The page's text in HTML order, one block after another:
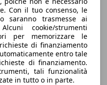
Con il tuo consenso, le
saranno trasmesse ai
cookie/strumenti
per memorizzare le
di finanziamento
entro tale
di finanziamento.
tali funzionalità
in tutto o in parte.